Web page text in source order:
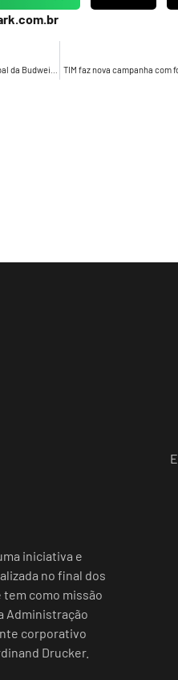
TIM faz nova campanha com
iniciativa e
no final dos
tem como missão
Administração
corporativo
Drucker.